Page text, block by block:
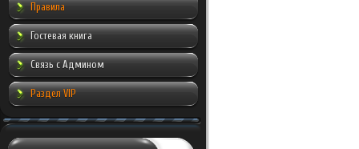
Правила
Гостевая книга
Связь с Админом
Раздел VIP